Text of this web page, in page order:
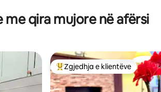
qira mujore në afërsi
Më të mirat e zgjedhjeve të
Zgjedhja e klientëve